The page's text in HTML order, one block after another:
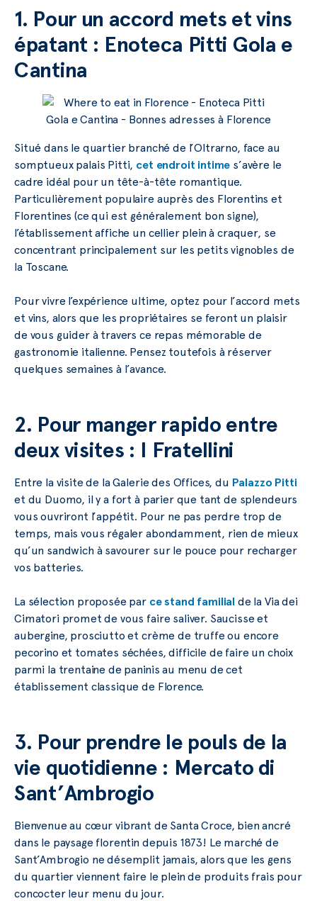
1. Pour un accord mets et vins
épatant : Enoteca Pitti Gola e
Cantina
Situé dans le quartier branché de l’Oltrarno, face au
somptueux palais Pitti, cet endroit intime s’avère le
cadre idéal pour un tête-à-tête romantique.
Particulièrement populaire auprès des Florentins et
Florentines (ce qui est généralement bon signe),
l’établissement affiche un cellier plein à craquer, se
concentrant principalement sur les petits vignobles de
la Toscane.
Pour vivre l’expérience ultime, optez pour l’accord mets
et vins, alors que les propriétaires se feront un plaisir
de vous guider à travers ce repas mémorable de
gastronomie italienne. Pensez toutefois à réserver
quelques semaines à l’avance.
2. Pour manger rapido entre
deux visites : I Fratellini
Entre la visite de la Galerie des Offices, du Palazzo Pitti
et du Duomo, il y a fort à parier que tant de splendeurs
vous ouvriront l’appétit. Pour ne pas perdre trop de
temps, mais vous régaler abondamment, rien de mieux
qu’un sandwich à savourer sur le pouce pour recharger
vos batteries.
La sélection proposée par ce stand familial de la Via dei
Cimatori promet de vous faire saliver. Saucisse et
aubergine, prosciutto et crème de truffe ou encore
pecorino et tomates séchées, difficile de faire un choix
parmi la trentaine de paninis au menu de cet
établissement classique de Florence.
3. Pour prendre le pouls de la
vie quotidienne : Mercato di
Sant’Ambrogio
Bienvenue au cœur vibrant de Santa Croce, bien ancré
dans le paysage florentin depuis 1873! Le marché de
Sant’Ambrogio ne désemplit jamais, alors que les gens
du quartier viennent faire le plein de produits frais pour
concocter leur menu du jour.